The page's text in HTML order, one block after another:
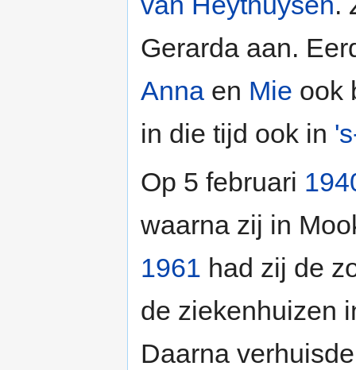
Gerarda aan.
Anna en Mie ook
in die tijd ook in
Op 5 februari
waarna zij in
1961 had zij de
de ziekenhuizen
Daarna